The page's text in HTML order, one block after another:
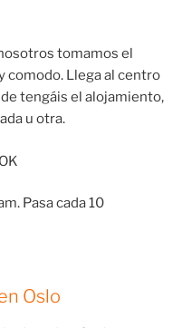
tomamos el
comodo. Llega al centro
tengáis el alojamiento,
u otra.
Pasa cada 10
Oslo